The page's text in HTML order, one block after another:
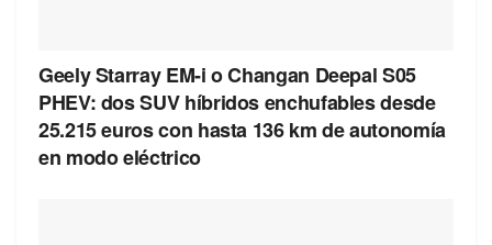
Geely Starray EM-i o Changan Deepal S05
PHEV: dos SUV híbridos enchufables desde
25.215 euros con hasta 136 km de autonomía
en modo eléctrico